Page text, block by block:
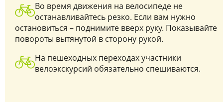
Во время движения на велосипеде не
останавливайтесь резко. Если вам нужно
остановиться – поднимите вверх руку. Показывайте
повороты вытянутой в сторону рукой.
На пешеходных переходах участники
велоэкскурсий обязательно спешиваются.